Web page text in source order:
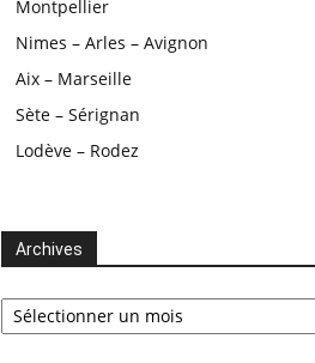
Montpellier
Nimes – Arles – Avignon
Aix – Marseille
Sète – Sérignan
Lodève – Rodez
Archives
Archives